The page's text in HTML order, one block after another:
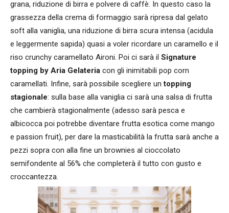
grana, riduzione di birra e polvere di caffè. In questo caso la
grassezza della crema di formaggio sarà ripresa dal gelato
soft alla vaniglia, una riduzione di birra scura intensa (acidula
e leggermente sapida) quasi a voler ricordare un caramello e il
riso crunchy caramellato Aironi. Poi ci sarà il Signature
topping by Aria Gelateria con gli inimitabili pop corn
caramellati. Infine, sarà possibile scegliere untopping
stagionale: sulla base alla vaniglia ci sarà una salsa di frutta
che cambierà stagionalmente (adesso sarà pesca e
albicocca poi potrebbe diventare frutta esotica come mango
e passion fruit), per dare la masticabilità la frutta sarà anche a
pezzi sopra con alla fine un brownies al cioccolato
semifondente al 56% che completerà il tutto con gusto e
croccantezza.